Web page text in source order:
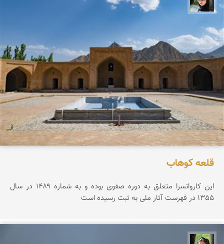
قلعه كوهاب
این کاروانسرا متعلق به دوره صفوی بوده و به شماره ۱۴۸۹ در سال
1355 در فهرست آثار ملی به ثبت رسیده است